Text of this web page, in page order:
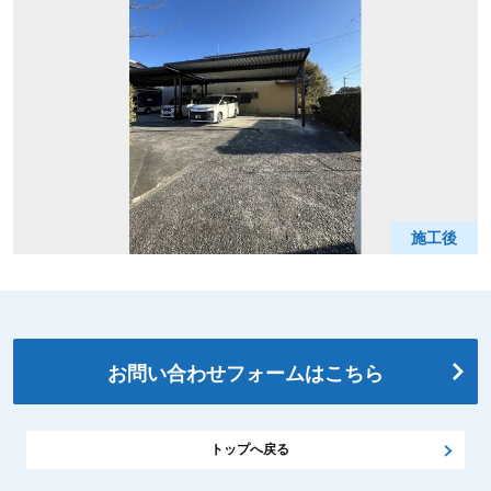
施工後
お問い合わせフォームはこちら
トップへ戻る